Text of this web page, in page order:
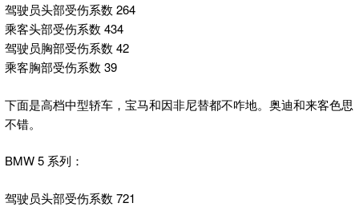
驾驶员头部受伤系数 264
乘客头部受伤系数 434
驾驶员胸部受伤系数 42
乘客胸部受伤系数 39
下面是高档中型轿车，宝马和因非尼替都不咋地。奥迪和来客色思
不错。
BMW 5 系列：
驾驶员头部受伤系数 721